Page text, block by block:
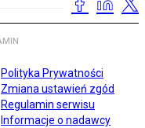
Polityka Prywatności
Zmiana ustawień zgód
Regulamin serwisu
Informacje o nadawcy